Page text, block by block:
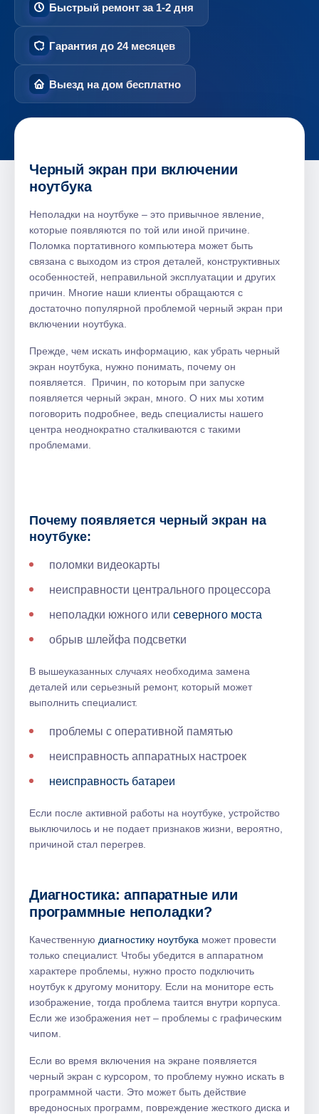
Быстрый ремонт за 1-2 дня
Гарантия до 24 месяцев
Выезд на дом бесплатно
Черный экран при включении
ноутбука
Неполадки на ноутбуке – это привычное явление,
которые появляются по той или иной причине.
Поломка портативного компьютера может быть
связана с выходом из строя деталей, конструктивных
особенностей, неправильной эксплуатации и других
причин. Многие наши клиенты обращаются с
достаточно популярной проблемой черный экран при
включении ноутбука.
Прежде, чем искать информацию, как убрать черный
экран ноутбука, нужно понимать, почему он
появляется. Причин, по которым при запуске
появляется черный экран, много. О них мы хотим
поговорить подробнее, ведь специалисты нашего
центра неоднократно сталкиваются с такими
проблемами.
Почему появляется черный экран на
ноутбуке:
поломки видеокарты
неисправности центрального процессора
неполадки южного или северного моста
обрыв шлейфа подсветки
В вышеуказанных случаях необходима замена
деталей или серьезный ремонт, который может
выполнить специалист.
проблемы с оперативной памятью
неисправность аппаратных настроек
неисправность батареи
Если после активной работы на ноутбуке, устройство
выключилось и не подает признаков жизни, вероятно,
причиной стал перегрев.
Диагностика: аппаратные или
программные неполадки?
Качественную диагностику ноутбука может провести
только специалист. Чтобы убедится в аппаратном
характере проблемы, нужно просто подключить
ноутбук к другому монитору. Если на мониторе есть
изображение, тогда проблема таится внутри корпуса.
Если же изображения нет – проблемы с графическим
чипом.
Если во время включения на экране появляется
черный экран с курсором, то проблему нужно искать в
программной части. Это может быть действие
вредоносных программ, повреждение жесткого диска и